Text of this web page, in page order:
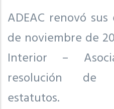
ADEAC renovó
de noviembre de
Interior –
resolución de
estatutos.